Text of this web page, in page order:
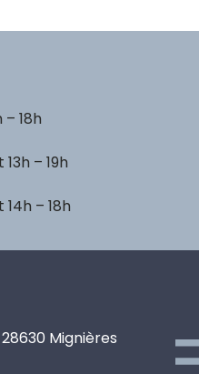
– 18h
– 19h
– 18h
Mignières